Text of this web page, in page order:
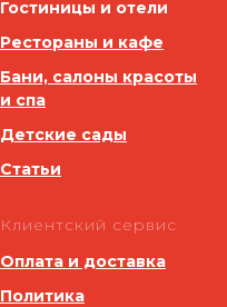
Гостиницы и отели
Рестораны и кафе
Бани, салоны красоты
и спа
Детские сады
Статьи
Клиентский сервис
Оплата и доставка
Политика